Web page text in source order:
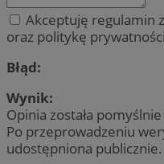
Akceptuję regulamin
oraz politykę
Błąd:
Wynik:
Opinia została
Po przeprowadzeniu
udostępniona publicznie.